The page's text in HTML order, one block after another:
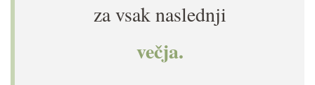
za vsak naslednji
večja.